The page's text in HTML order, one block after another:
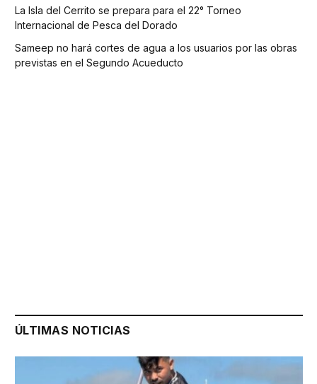
La Isla del Cerrito se prepara para el 22° Torneo
Internacional de Pesca del Dorado
Sameep no hará cortes de agua a los usuarios por las obras
previstas en el Segundo Acueducto
ÚLTIMAS NOTICIAS